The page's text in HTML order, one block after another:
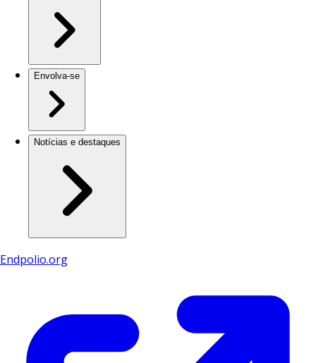
Envolva-se
Notícias e destaques
Endpolio.org